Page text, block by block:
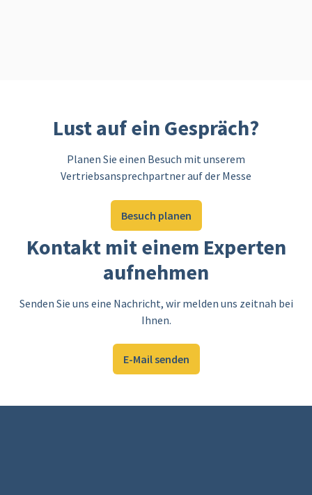
Lust auf ein Gespräch?
Planen Sie einen Besuch mit unserem
Vertriebsansprechpartner auf der Messe
Besuch planen
Kontakt mit einem Experten
aufnehmen
Senden Sie uns eine Nachricht, wir melden uns zeitnah bei
Ihnen.
E‑Mail senden